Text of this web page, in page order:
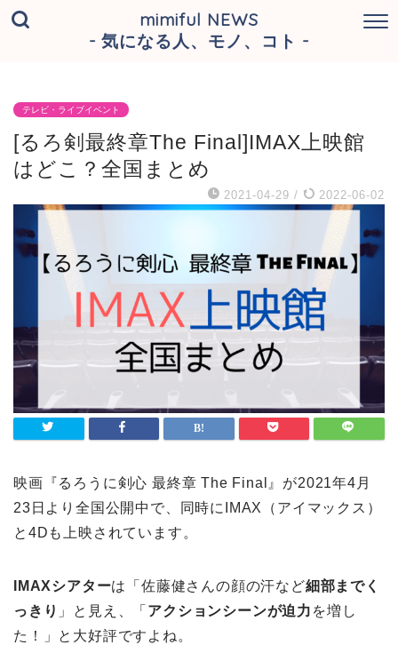
mimiful NEWS
- 気になる人、モノ、コト -
テレビ・ライブイベント
[るろ剣最終章The Final]IMAX上映館
はどこ？全国まとめ
2021-04-29 / 2022-06-02
映画『るろうに剣心 最終章 The Final』が2021年4月
23日より全国公開中で、同時にIMAX（アイマックス）
と4Dも上映されています。
IMAXシアターは「佐藤健さんの顔の汗など細部までく
っきり 」と見え、「 アクションシーンが迫力 を増し
た！」と大好評ですよね。